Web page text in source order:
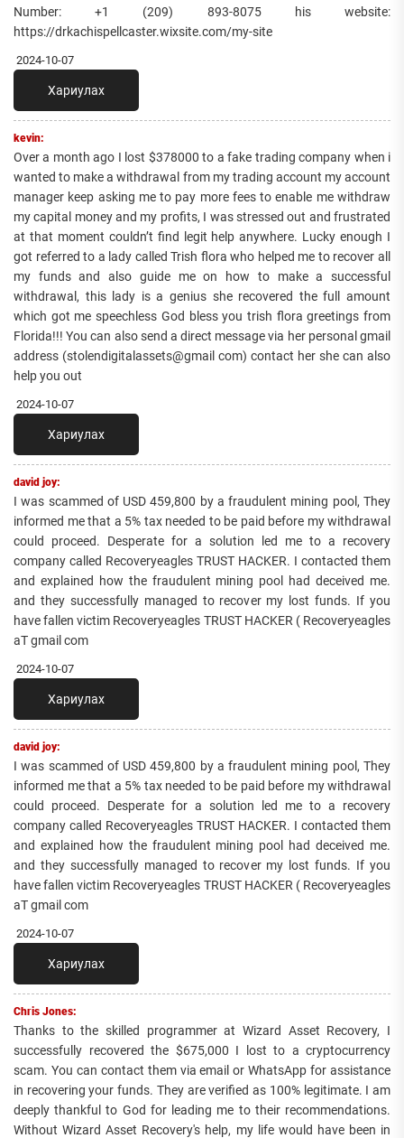
Number: +1 (209) 893-8075 his website:
https://drkachispellcaster.wixsite.com/my-site
2024-10-07
Хариулах
kevin:
Over a month ago I lost $378000 to a fake trading company when i
wanted to make a withdrawal from my trading account my account
manager keep asking me to pay more fees to enable me withdraw
my capital money and my profits, I was stressed out and frustrated
at that moment couldn’t find legit help anywhere. Lucky enough I
got referred to a lady called Trish flora who helped me to recover all
my funds and also guide me on how to make a successful
withdrawal, this lady is a genius she recovered the full amount
which got me speechless God bless you trish flora greetings from
Florida!!! You can also send a direct message via her personal gmail
address (stolendigitalassets@gmail com) contact her she can also
help you out
2024-10-07
Хариулах
david joy:
I was scammed of USD 459,800 by a fraudulent mining pool, They
informed me that a 5% tax needed to be paid before my withdrawal
could proceed. Desperate for a solution led me to a recovery
company called Recoveryeagles TRUST HACKER. I contacted them
and explained how the fraudulent mining pool had deceived me.
and they successfully managed to recover my lost funds. If you
have fallen victim Recoveryeagles TRUST HACKER ( Recoveryeagles
aT gmail com
2024-10-07
Хариулах
david joy:
I was scammed of USD 459,800 by a fraudulent mining pool, They
informed me that a 5% tax needed to be paid before my withdrawal
could proceed. Desperate for a solution led me to a recovery
company called Recoveryeagles TRUST HACKER. I contacted them
and explained how the fraudulent mining pool had deceived me.
and they successfully managed to recover my lost funds. If you
have fallen victim Recoveryeagles TRUST HACKER ( Recoveryeagles
aT gmail com
2024-10-07
Хариулах
Chris Jones:
Thanks to the skilled programmer at Wizard Asset Recovery, I
successfully recovered the $675,000 I lost to a cryptocurrency
scam. You can contact them via email or WhatsApp for assistance
in recovering your funds. They are verified as 100% legitimate. I am
deeply thankful to God for leading me to their recommendations.
Without Wizard Asset Recovery's help, my life would have been in